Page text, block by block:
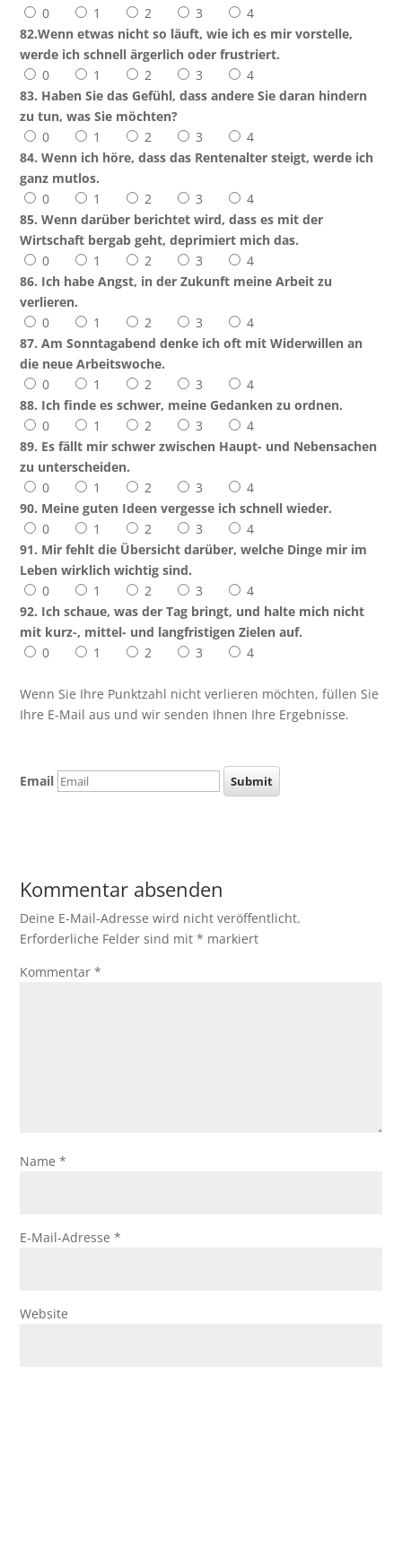
0
1 2 3
4
82.Wenn etwas nicht so läuft, wie ich es mir vorstelle,
werde ich schnell ärgerlich oder frustriert.
0
1 2 3
4
83. Haben Sie das Gefühl, dass andere Sie daran hindern
zu tun, was Sie möchten?
0
1 2 3
4
84. Wenn ich höre, dass das Rentenalter steigt, werde ich
ganz mutlos.
0
1 2 3
4
85. Wenn darüber berichtet wird, dass es mit der
Wirtschaft bergab geht, deprimiert mich das.
0
1 2 3
4
86. Ich habe Angst, in der Zukunft meine Arbeit zu
verlieren.
0
1 2 3
4
87. Am Sonntagabend denke ich oft mit Widerwillen an
die neue Arbeitswoche.
0
1 2 3
4
88. Ich finde es schwer, meine Gedanken zu ordnen.
0
1 2 3
4
89. Es fällt mir schwer zwischen Haupt- und Nebensachen
zu unterscheiden.
0
1 2 3
4
90. Meine guten Ideen vergesse ich schnell wieder.
0
1 2 3
4
91. Mir fehlt die Übersicht darüber, welche Dinge mir im
Leben wirklich wichtig sind.
0
1 2 3
4
92. Ich schaue, was der Tag bringt, und halte mich nicht
mit kurz-, mittel- und langfristigen Zielen auf.
0
1 2 3 4
Wenn Sie Ihre Punktzahl nicht verlieren möchten, füllen Sie
Ihre E-Mail aus und wir senden Ihnen Ihre Ergebnisse.
Email
Kommentar absenden
Deine E-Mail-Adresse wird nicht veröffentlicht.
Erforderliche Felder sind mit* markiert
Kommentar*
Name*
E-Mail-Adresse*
Website